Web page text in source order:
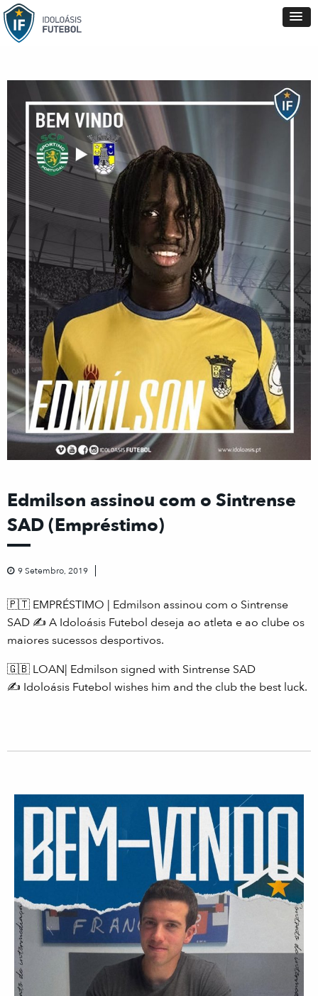
Edmilson assinou com o Sintrense
SAD (Empréstimo)
9 Setembro, 2019
🇵🇹 EMPRÉSTIMO | Edmilson assinou com o Sintrense
SAD ✍️ A Idoloásis Futebol deseja ao atleta e ao clube os
maiores sucessos desportivos.
🇬🇧 LOAN| Edmilson signed with Sintrense SAD
✍️ Idoloásis Futebol wishes him and the club the best luck.